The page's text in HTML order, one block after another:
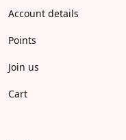
Account details
Points
Join us
Cart